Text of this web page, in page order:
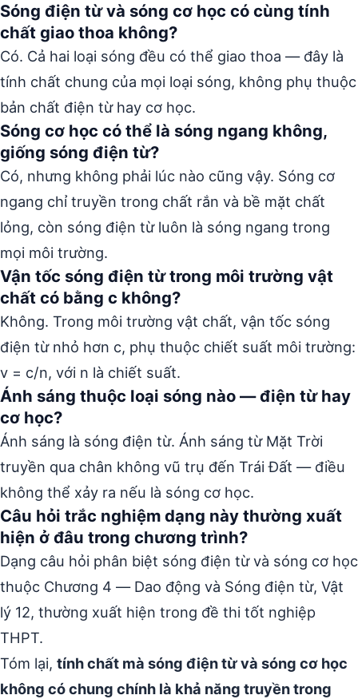
Sóng điện từ và sóng cơ học có cùng tính
chất giao thoa không?
Có. Cả hai loại sóng đều có thể giao thoa — đây là
tính chất chung của mọi loại sóng, không phụ thuộc
bản chất điện từ hay cơ học.
Sóng cơ học có thể là sóng ngang không,
giống sóng điện từ?
Có, nhưng không phải lúc nào cũng vậy. Sóng cơ
ngang chỉ truyền trong chất rắn và bề mặt chất
lỏng, còn sóng điện từ luôn là sóng ngang trong
mọi môi trường.
Vận tốc sóng điện từ trong môi trường vật
chất có bằng c không?
Không. Trong môi trường vật chất, vận tốc sóng
điện từ nhỏ hơn c, phụ thuộc chiết suất môi trường:
v = c/n, với n là chiết suất.
Ánh sáng thuộc loại sóng nào — điện từ hay
cơ học?
Ánh sáng là sóng điện từ. Ánh sáng từ Mặt Trời
truyền qua chân không vũ trụ đến Trái Đất — điều
không thể xảy ra nếu là sóng cơ học.
Câu hỏi trắc nghiệm dạng này thường xuất
hiện ở đâu trong chương trình?
Dạng câu hỏi phân biệt sóng điện từ và sóng cơ học
thuộc Chương 4 — Dao động và Sóng điện từ, Vật
lý 12, thường xuất hiện trong đề thi tốt nghiệp
THPT.
Tóm lại, tính chất mà sóng điện từ và sóng cơ học
không có chung chính là khả năng truyền trong